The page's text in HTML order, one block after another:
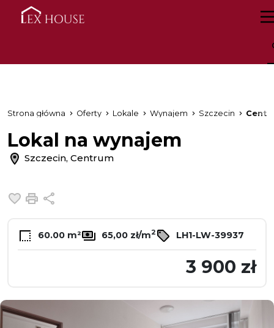
Strona główna Oferty Lokale Wynajem Szczecin
Lokal na wynajem
Szczecin, Centrum
Dodaj do ulubionych
Drukuj
60.00 m² 65,00 zł/m2 LH1-LW-39937
3 900 zł